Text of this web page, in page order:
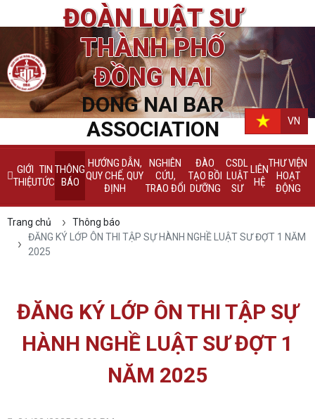
ĐOÀN LUẬT SƯ
THÀNH PHỐ
ĐỒNG NAI
DONG NAI BAR
ASSOCIATION
VN
GIỚI
THIỆU
TIN
TỨC
THÔNG
BÁO
HƯỚNG DẪN,
QUY CHẾ, QUY
ĐỊNH
NGHIÊN
CỨU,
TRAO ĐỔI
ĐÀO
TẠO BỒI
DƯỠNG
CSDL
LUẬT
SƯ
LIÊN
HỆ
THƯ VIỆN
HOẠT
ĐỘNG
Trang chủ
Thông báo
ĐĂNG KÝ LỚP ÔN THI TẬP SỰ HÀNH NGHỀ LUẬT SƯ ĐỢT 1 NĂM
2025
ĐĂNG KÝ LỚP ÔN THI TẬP SỰ
HÀNH NGHỀ LUẬT SƯ ĐỢT 1
NĂM 2025